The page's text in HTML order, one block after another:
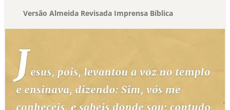
Versão Almeida Revisada Imprensa Bíblica